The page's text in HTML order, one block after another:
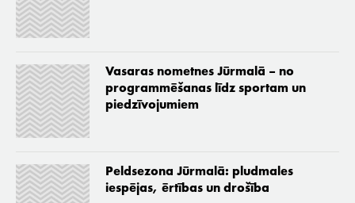
Vasaras nometnes Jūrmalā – no
programmēšanas līdz sportam un
piedzīvojumiem
Peldsezona Jūrmalā: pludmales
iespējas, ērtības un drošība